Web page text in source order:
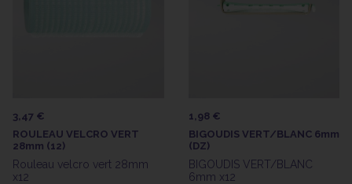
3,47 €
ROULEAU VELCRO VERT
28mm (12)
Rouleau velcro vert 28mm
x12
1,98 €
BIGOUDIS VERT/BLANC 6mm
(DZ)
BIGOUDIS VERT/BLANC
6mm x12